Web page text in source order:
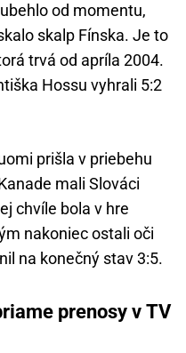
od momentu,
skalp Fínska. Je to
trvá od apríla 2004.
Hossu vyhrali 5:2
prišla v priebehu
mali Slováci
chvíle bola v hre
nakoniec ostali oči
na konečný stav 3:5.
prenosy v TV